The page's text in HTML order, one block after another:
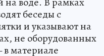
беседы с
и указывают на
не оборудованных
материале